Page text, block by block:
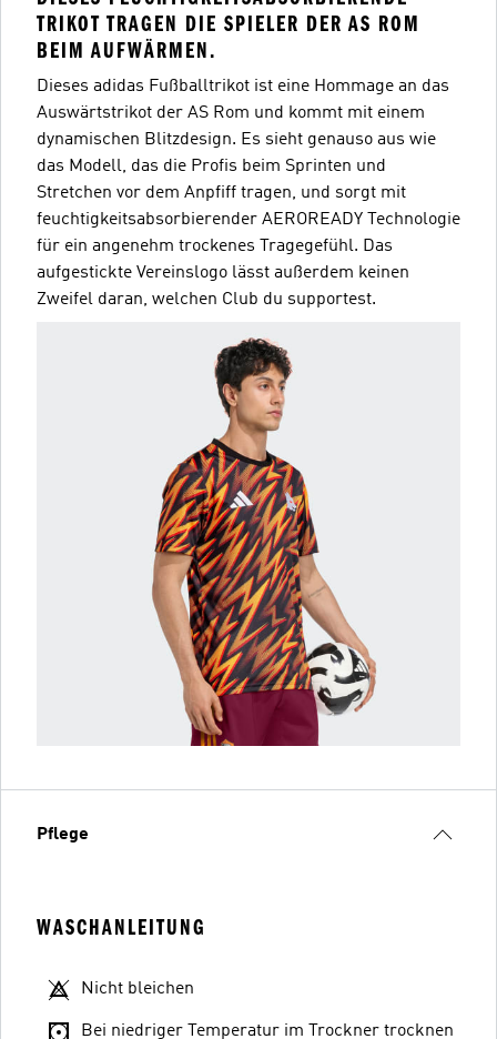
TRIKOT TRAGEN DIE SPIELER DER AS ROM
BEIM AUFWÄRMEN.
Dieses adidas Fußballtrikot ist eine Hommage an das
Auswärtstrikot der AS Rom und kommt mit einem
dynamischen Blitzdesign. Es sieht genauso aus wie
das Modell, das die Profis beim Sprinten und
Stretchen vor dem Anpfiff tragen, und sorgt mit
feuchtigkeitsabsorbierender AEROREADY Technologie
für ein angenehm trockenes Tragegefühl. Das
aufgestickte Vereinslogo lässt außerdem keinen
Zweifel daran, welchen Club du supportest.
Pflege
WASCHANLEITUNG
Nicht bleichen
Bei niedriger Temperatur im Trockner trocknen